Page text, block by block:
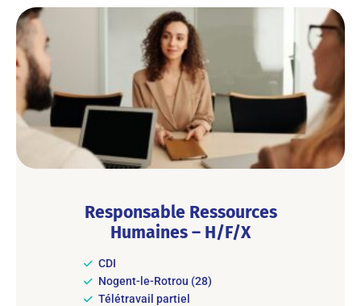
Responsable Ressources
Humaines – H/F/X
CDI
Nogent-le-Rotrou (28)
Télétravail partiel